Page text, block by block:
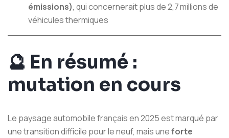
émissions), qui concernerait plus de 2,7 millions de
véhicules thermiques
🔮 En résumé :
mutation en cours
Le paysage automobile français en 2025 est marqué par
une transition difficile pour le neuf, mais uneforte